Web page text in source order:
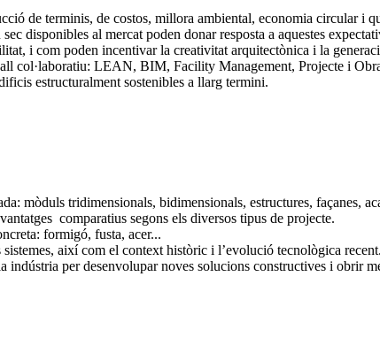
de terminis, de costos, millora ambiental, economia circular i
disponibles al mercat poden donar resposta a aquestes
i com poden incentivar la creativitat arquitectònica i la
col·laboratiu: LEAN, BIM, Facility Management, Projecte i
estructuralment sostenibles a llarg termini.
mòduls tridimensionals, bidimensionals, estructures, façanes,
comparatius segons els diversos tipus de projecte.
formigó, fusta, acer...
així com el context històric i l’evolució tecnològica recent.
per desenvolupar noves solucions constructives i obrir